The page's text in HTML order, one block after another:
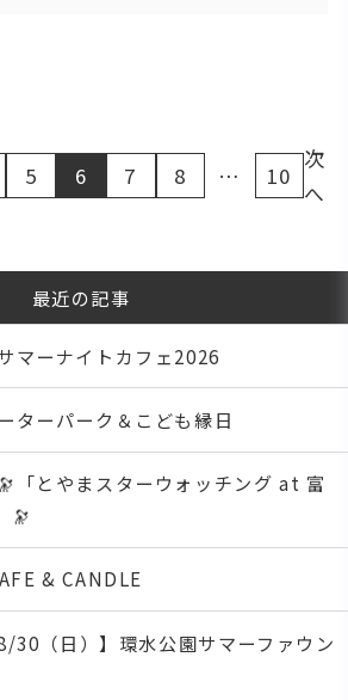
5 6 7 8 … 10
次
へ
最近の記事
マーナイトカフェ2026
ターパーク＆こども縁日
「とやまスターウォッチング at 富
🔭
& CANDLE
30（日）】環水公園サマーファウン